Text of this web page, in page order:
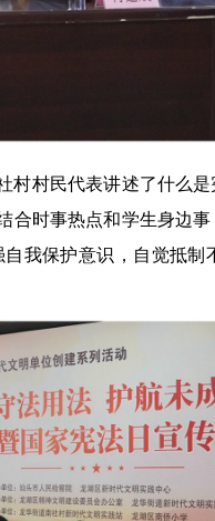
村民代表讲述了什么
时事热点和学生身边
我保护意识，自觉抵